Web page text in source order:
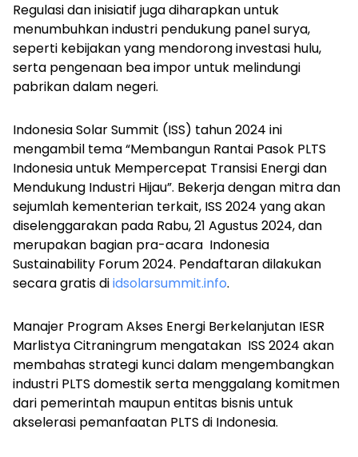
Regulasi dan inisiatif juga diharapkan untuk
menumbuhkan industri pendukung panel surya,
seperti kebijakan yang mendorong investasi hulu,
serta pengenaan bea impor untuk melindungi
pabrikan dalam negeri.
Indonesia Solar Summit (ISS) tahun 2024 ini
mengambil tema “Membangun Rantai Pasok PLTS
Indonesia untuk Mempercepat Transisi Energi dan
Mendukung Industri Hijau”. Bekerja dengan mitra dan
sejumlah kementerian terkait, ISS 2024 yang akan
diselenggarakan pada Rabu, 21 Agustus 2024, dan
merupakan bagian pra-acara Indonesia
Sustainability Forum2024. Pendaftaran dilakukan
secara gratis diidsolarsummit.info.
Manajer Program Akses Energi Berkelanjutan IESR
Marlistya Citraningrum mengatakan ISS 2024 akan
membahas strategi kunci dalam mengembangkan
industri PLTS domestik serta menggalang komitmen
dari pemerintah maupun entitas bisnis untuk
akselerasi pemanfaatan PLTS di Indonesia.